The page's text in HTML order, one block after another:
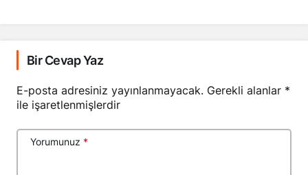
Bir Cevap Yaz
E-posta adresiniz yayınlanmayacak. Gerekli alanlar *
ile işaretlenmişlerdir
Yorumunuz *